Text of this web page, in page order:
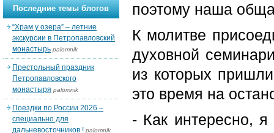
поэтому наша
К молитве
духовной
из которых
это время на
- Как интересно,
Последние темы блогов
“Храм у озера” – летние
экскурсии в Петропавловский
монастырь palomnik
Престольный праздник
Петропавловского
монастыря palomnik
Поездки по России 2026 –
специально для
дальневосточников ! palomnik